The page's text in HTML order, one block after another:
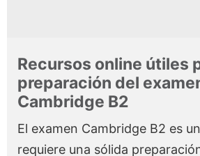
Recursos online útiles
preparación del
Cambridge B2
El examen Cambridge B2 es
requiere una sólida